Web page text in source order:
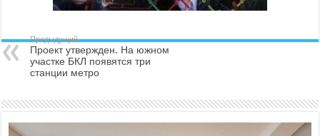
Предыдущий
Проект утвержден. На южном
участке БКЛ появятся три
станции метро